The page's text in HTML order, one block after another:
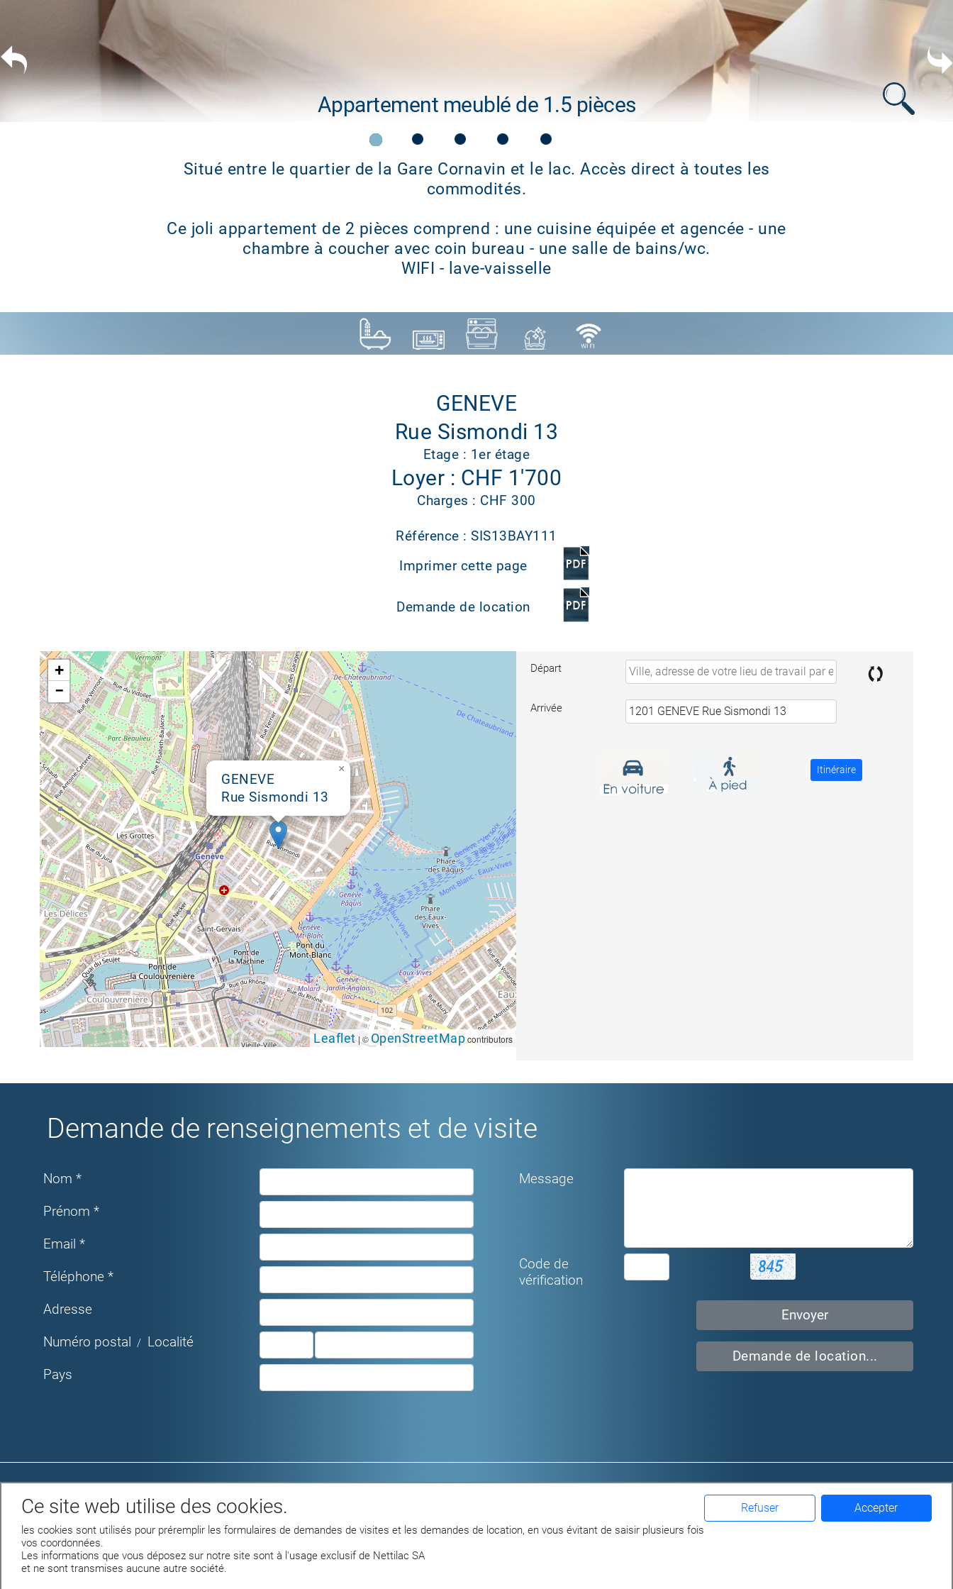
Appartement meublé de 1.5 pièces
Situé entre le quartier de la Gare Cornavin et le lac. Accès direct à toutes les
commodités.
Ce joli appartement de 2 pièces comprend : une cuisine équipée et agencée - une
chambre à coucher avec coin bureau - une salle de bains/wc.
WIFI - lave-vaisselle
GENEVE
Rue Sismondi 13
Etage : 1er étage
Loyer : CHF 1'700
Charges : CHF 300
Référence : SIS13BAY111
Imprimer cette page
Demande de location
Google map
GENEVE
Rue Sismondi 13
×
+
−
Leaflet| © OpenStreetMapcontributors
Départ
Arrivée
Demande de renseignements et de visite
Nom *
Prénom *
Email *
Téléphone *
Adresse
Numéro postal / Localité
Pays
Message
Code de
vérification
Demande de location...
Tél. +41 22 312 04 50 - fax +41 22 312 04
75
info@nettilac.ch -
www.nettilac.ch
Objets en vente
Qui sommes-nous?
Location
Gérance
Ce site web utilise des cookies.
les cookies sont utilisés pour préremplir les formulaires de demandes de visites et les demandes de location, en vous évitant de saisir plusieurs fois
vos coordonnées.
Les informations que vous déposez sur notre site sont à l'usage exclusif de Nettilac SA
et ne sont transmises aucune autre société.
Accepter
Refuser